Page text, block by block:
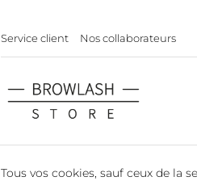
Service client Nos collaborateurs
Tous vos cookies, sauf ceux de la